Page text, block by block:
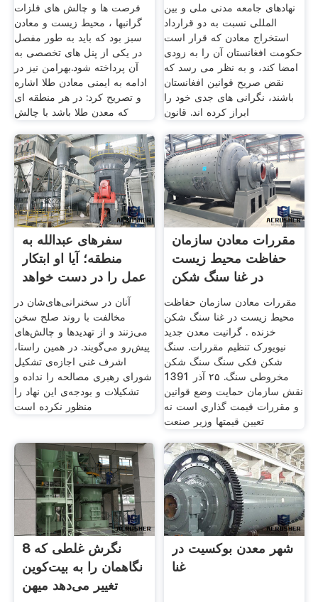
فرصت ها و چالش های فلزات
گرانبها ، محیط زیست و معادن
سبز بود که باید به طور مفصل
در یکی از پنل های تخصصی به
آن پرداخته شود.بهرامن نیز در
ادامه به ایمنی معادن طلا اشاره
و تصریح کرد: در هر منطقه ای
که معدن طلا باشد با چالش
نهاد­های جامعه مدنی ملی و بین
المللی نسبت به دو قرارداد
استخراج معادن که قرار است
حکومت افغانستان آن را به زودی
امضا کند، و به نظر می رسد که
نقض صریح قوانین افغانستان
باشند، نگرانی های جدی­ خود را
ابراز کرده اند. قانون
سفرهای عبدالله به
منطقه؛ آیا او ابتکار
عمل را در دست خواهد
آنان در سخنرانی‌های‌شان در
مخالفت با روند صلح سخن
می‌زنند و از تهدیدها و چالش‌های
پیش‌رو می‌گویند. در همین راستا،
اشرف غنی اجازه‌ی تشکیل
شورای رهبری مصالحه را نداده و
تشکیلات و بودجه‌ی این نهاد را
منظور نکرده است
مقررات معادن سازمان
حفاظت محیط زیست
در غنا سنگ شکن
خزنده
مقررات معادن سازمان حفاظت
محیط زیست در غنا سنگ شکن
خزنده . گرانیت معدن جدید
نیویورک تنظیم مقررات. سنگ
شکن فکی سنگ سنگ شکن
مخروطی سنگ. ۲۵ آذر 1391
نقش سازمان حمايت وضع قوانين
و مقررات قيمت گذاري است نه
تعيين قيمتها وزير صنعت
8 نگرش غلطی که
نگاهمان را به بیت‌کوین
تغییر می‌دهد میهن
شهر معدن بوکسیت در
غنا